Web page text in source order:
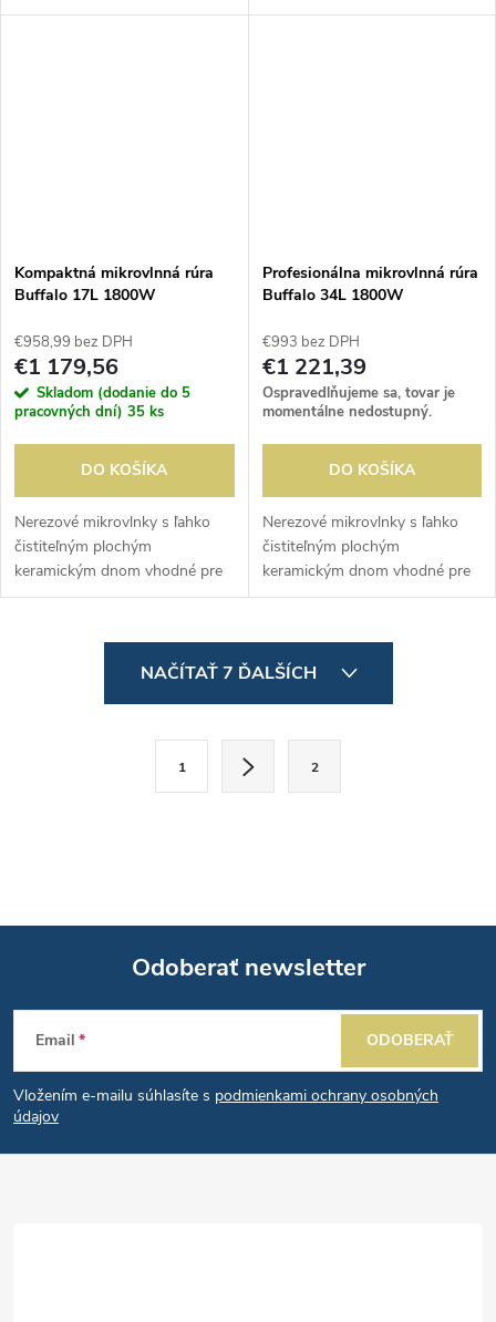
na rýchlu prípravu niekoľkých
na rýchlu prípravu niekoľkých
Kompaktná mikrovlnná rúra
Buffalo 17L 1800W
€958,99 bez DPH
€1 179,56
Skladom (dodanie do 5
pracovných dní) 35 ks
DO KOŠÍKA
Nerezové mikrovlnky s ľahko
čistiteľným plochým
keramickým dnom vhodné pre
nádoby GN 2/3.
Profesionálna mikrovlnná rúra
Buffalo 34L 1800W
€993 bez DPH
€1 221,39
Ospravedlňujeme sa, tovar je
momentálne nedostupný.
DO KOŠÍKA
Nerezové mikrovlnky s ľahko
čistiteľným plochým
keramickým dnom vhodné pre
nádoby GN 2/3.
programami.
c
e
p
r
v
NAČÍTAŤ 7 ĎALŠÍCH
a
i
e
1 2
Z
á
p
Odoberať newsletter
Email
Vložením e-mailu súhlasíte s podmienkami ochrany osobných
údajov
ODOBERAŤ